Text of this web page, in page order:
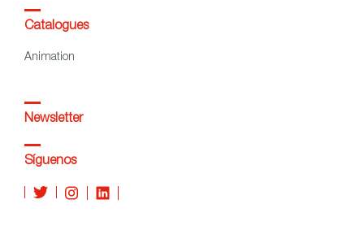
Catalogues
Animation
Newsletter
Síguenos